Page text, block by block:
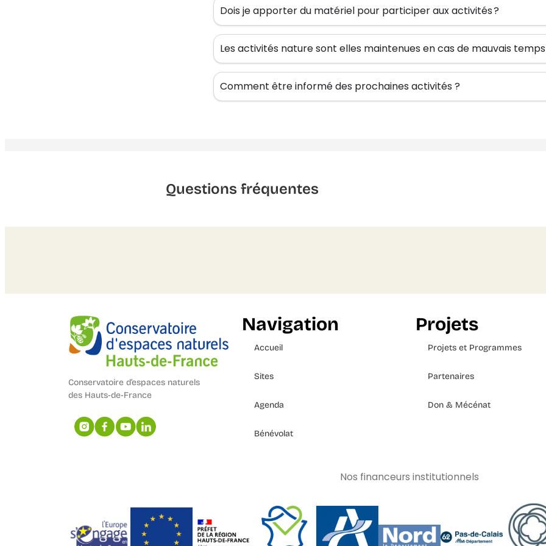
Dois je apporter du matériel pour participer aux activités ?
Les activités nature sont elles maintenues en cas de mauvais temps
Comment être informé des prochaines activités ?
Questions fréquentes
Conservatoire d’espaces naturels
des Hauts-de-France
Navigation
Accueil
Sites
Agenda
Bénévolat
Projets
Projets et Programmes
Partenaires
Don & Mécénat
Nos financeurs institutionnels